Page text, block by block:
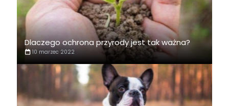
Dlaczego ochrona przyrody jest tak ważna?
10 marzec 2022